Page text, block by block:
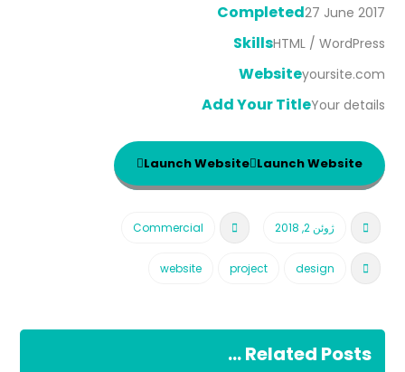
Completed27 June 2017
SkillsHTML / WordPress
Websiteyoursite.com
Add Your TitleYour details
Launch Website Launch Website
ژوئن 2, 2018 Commercial
design
project
website
Related Posts ...